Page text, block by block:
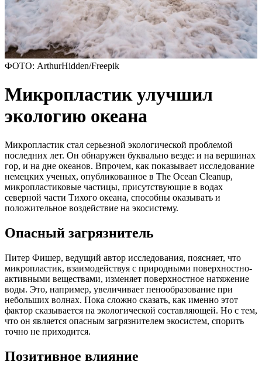
ФОТО: ArthurHidden/Freepik
Микропластик улучшил
экологию океана
Микропластик стал серьезной экологической проблемой
последних лет. Он обнаружен буквально везде: и на вершинах
гор, и на дне океанов. Впрочем, как показывает исследование
немецких ученых, опубликованное в The Ocean Cleanup,
микропластиковые частицы, присутствующие в водах
северной части Тихого океана, способны оказывать и
положительное воздействие на экосистему.
Опасный загрязнитель
Питер Фишер, ведущий автор исследования, поясняет, что
микропластик, взаимодействуя с природными поверхностно-
активными веществами, изменяет поверхностное натяжение
воды. Это, например, увеличивает пенообразование при
небольших волнах. Пока сложно сказать, как именно этот
фактор сказывается на экологической составляющей. Но с тем,
что он является опасным загрязнителем экосистем, спорить
точно не приходится.
Позитивное влияние